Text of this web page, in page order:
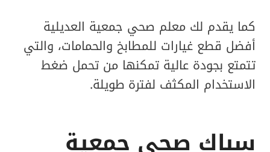
كما يقدم لك معلم صحي جمعية العديلية
أفضل قطع غيارات للمطابخ والحمامات، والتي
تتمتع بجودة عالية تمكنها من تحمل ضغط
الاستخدام المكثف لفترة طويلة.
سباك صحي جمعية